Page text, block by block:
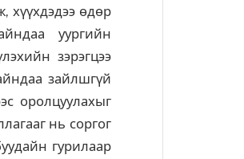
хүүхдэдээ өдөр
уургийн
зэрэгцээ
зайлшгүй
оролцуулахыг
нь соргог
гурилаар